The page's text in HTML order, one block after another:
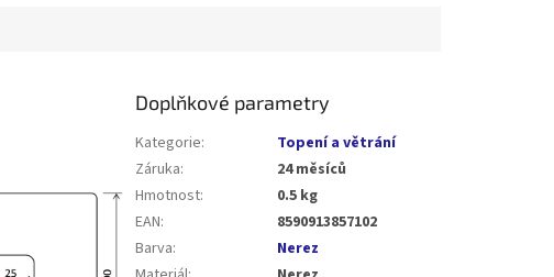
Doplňkové parametry
Kategorie:
Topení a větrání
Záruka:
24 měsíců
Hmotnost:
0.5 kg
EAN:
8590913857102
Barva:
Nerez